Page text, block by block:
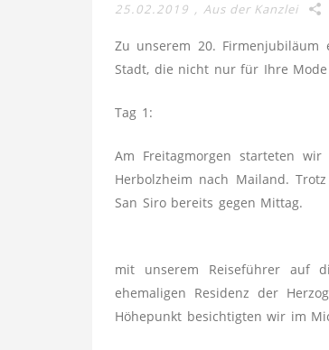
25.02.2019 , Aus der Kanzlei
Zu unserem 20.
Stadt, die nicht nur für Ihre
Tag 1:
Am Freitagmorgen starteten
Herbolzheim nach Mailand.
San Siro bereits gegen Mittag.
mit unserem Reiseführer auf
ehemaligen Residenz der
Höhepunkt besichtigten wir im